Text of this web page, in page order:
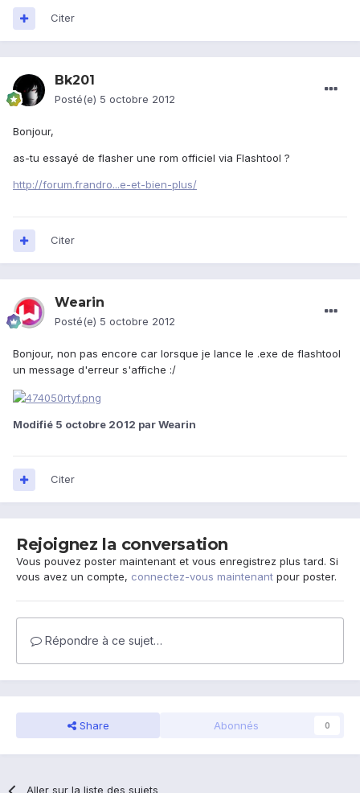
Citer
Bk201
Posté(e) 5 octobre 2012
Bonjour,
as-tu essayé de flasher une rom officiel via Flashtool ?
http://forum.frandro...e-et-bien-plus/
Citer
Wearin
Posté(e) 5 octobre 2012
Bonjour, non pas encore car lorsque je lance le .exe de flashtool
un message d'erreur s'affiche :/
Modifié 5 octobre 2012 par Wearin
Citer
Rejoignez la conversation
Vous pouvez poster maintenant et vous enregistrez plus tard. Si
vous avez un compte, connectez-vous maintenant pour poster.
Répondre à ce sujet…
Share Abonnés 0
Aller sur la liste des sujets